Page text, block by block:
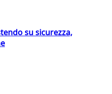
su sicurezza,